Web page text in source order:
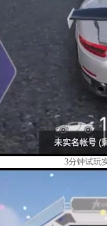
3分钟试玩